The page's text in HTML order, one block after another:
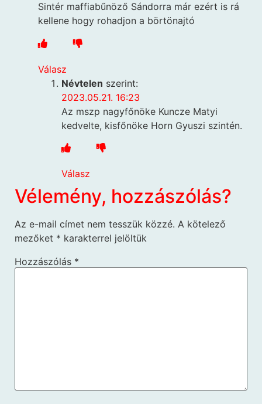
Sintér maffiabűnöző Sándorra már ezért is rá
kellene hogy rohadjon a börtönajtó
Válasz
Névtelen szerint:
2023.05.21. 16:23
Az mszp nagyfőnöke Kuncze Matyi
kedvelte, kisfőnöke Horn Gyuszi szintén.
Válasz
Vélemény, hozzászólás?
Az e-mail címet nem tesszük közzé. A kötelező
mezőket * karakterrel jelöltük
Hozzászólás *